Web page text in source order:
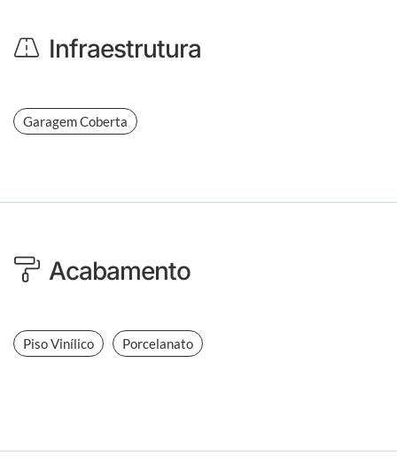
Infraestrutura
Garagem Coberta
Acabamento
Piso Vinílico Porcelanato